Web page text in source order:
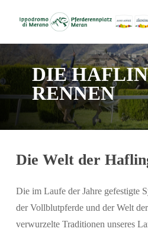
DIE
RENNEN
Die Welt der
Die im Laufe der Jahre gefestigte
der Vollblutpferde und der Welt
verwurzelte Traditionen unseres